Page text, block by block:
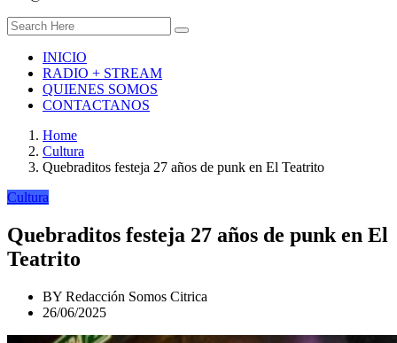
INICIO
RADIO + STREAM
QUIENES SOMOS
CONTACTANOS
Home
Cultura
Quebraditos festeja 27 años de punk en El Teatrito
Cultura
Quebraditos festeja 27 años de punk en El
Teatrito
BY Redacción Somos Citrica
26/06/2025